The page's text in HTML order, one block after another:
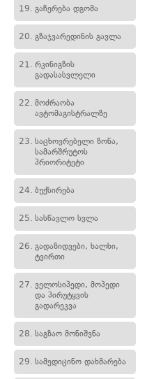
19. გაჩერება დგომა
20. გზაჯვარედინის გავლა
21. რკინიგზის
გადასასვლელი
22. მოძრაობა
ავტომაგისტრალზე
23. საცხოვრებელი ზონა,
სამარშრუტოს
პრიორიტეტი
24. ბუქსირება
25. სასწავლო სვლა
26. გადაზიდვები, ხალხი,
ტვირთი
27. ველოსიპედი, მოპედი
და პირუტყვის
გადარეკვა
28. საგზაო მონიშვნა
29. სამედიცინო დახმარება